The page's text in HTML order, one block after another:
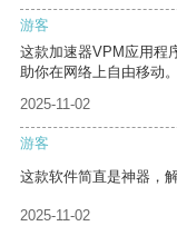
游客
这款加速器VPM应用程
助你在网络上自由移动。
2025-11-02
游客
这款软件简直是神器，
2025-11-02